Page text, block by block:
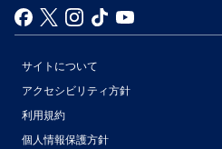
サイトについて
アクセシビリティ方針
利用規約
個人情報保護方針